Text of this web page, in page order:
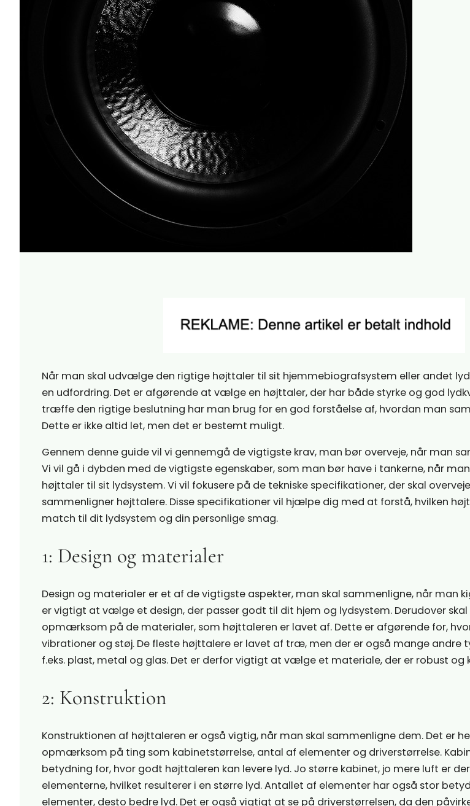
Når man skal udvælge den rigtige højttaler til sit hjemmebiografsystem eller andet
en udfordring. Det er afgørende at vælge en højttaler, der har både styrke og god
træffe den rigtige beslutning har man brug for en god forståelse af, hvordan man
Dette er ikke altid let, men det er bestemt muligt.
Gennem denne guide vil vi gennemgå de vigtigste krav, man bør overveje, når man
Vi vil gå i dybden med de vigtigste egenskaber, som man bør have i tankerne, når
højttaler til sit lydsystem. Vi vil fokusere på de tekniske specifikationer, der skal
sammenligner højttalere. Disse specifikationer vil hjælpe dig med at forstå, hvilken
match til dit lydsystem og din personlige smag.
1: Design og materialer
Design og materialer er et af de vigtigste aspekter, man skal sammenligne, når man
er vigtigt at vælge et design, der passer godt til dit hjem og lydsystem. Derudover
opmærksom på de materialer, som højttaleren er lavet af. Dette er afgørende for,
vibrationer og støj. De fleste højttalere er lavet af træ, men der er også mange andre
f.eks. plast, metal og glas. Det er derfor vigtigt at vælge et materiale, der er robust og
2: Konstruktion
Konstruktionen af højttaleren er også vigtig, når man skal sammenligne dem. Det er
opmærksom på ting som kabinetstørrelse, antal af elementer og driverstørrelse.
betydning for, hvor godt højttaleren kan levere lyd. Jo større kabinet, jo mere luft er
elementerne, hvilket resulterer i en større lyd. Antallet af elementer har også stor
elementer, desto bedre lyd. Det er også vigtigt at se på driverstørrelsen, da den